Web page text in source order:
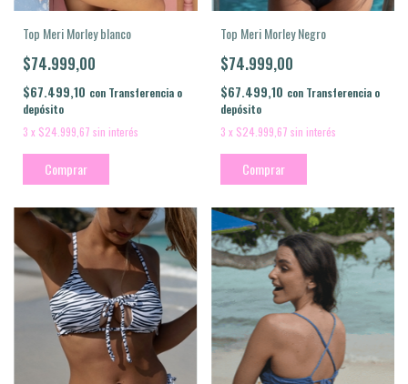
Top Meri Morley blanco
$74.999,00
$67.499,10 con Transferencia o
depósito
3 x $24.999,67 sin interés
Comprar
Top Meri Morley Negro
$74.999,00
$67.499,10 con Transferencia o
depósito
3 x $24.999,67 sin interés
Comprar